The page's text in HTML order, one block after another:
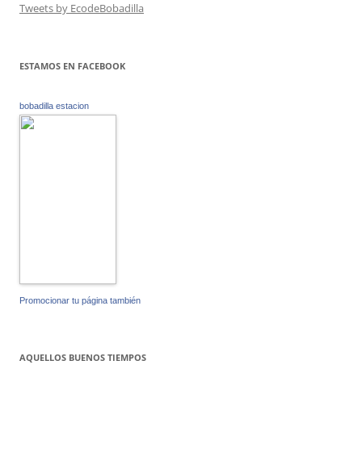
Tweets by EcodeBobadilla
ESTAMOS EN FACEBOOK
bobadilla estacion
Promocionar tu página también
AQUELLOS BUENOS TIEMPOS